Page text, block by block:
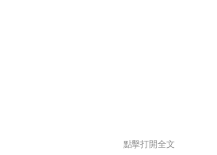
點擊打開全文